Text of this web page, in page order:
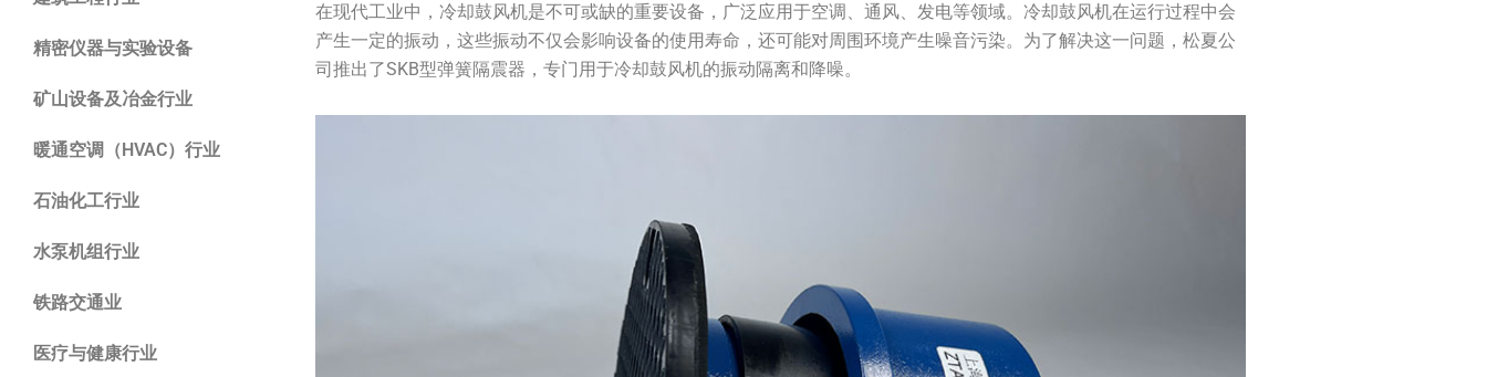
精密仪器与实验设备
矿山设备及冶金行业
暖通空调（HVAC）行业
石油化工行业
水泵机组行业
铁路交通业
医疗与健康行业
在现代工业中，冷却鼓风机是不可或缺的重要设备，广泛应用于空调、通风、发电等领域。冷却鼓风机在运行过程中会
产生一定的振动，这些振动不仅会影响设备的使用寿命，还可能对周围环境产生噪音污染。为了解决这一问题，松夏公
司推出了SKB型弹簧隔震器，专门用于冷却鼓风机的振动隔离和降噪。